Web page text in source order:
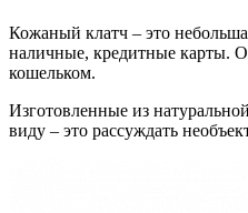
Кожаный клатч – это
наличные, кредитные карты.
кошельком.
Изготовленные из
виду – это рассуждать